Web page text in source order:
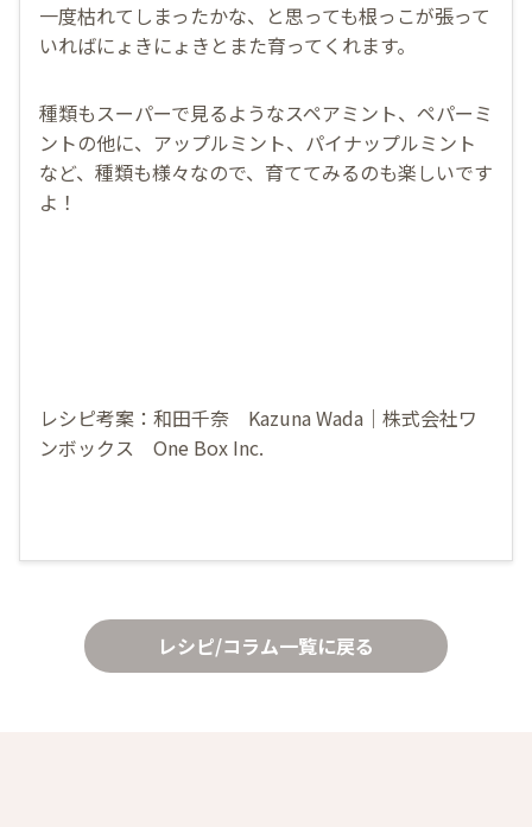
一度枯れてしまったかな、と思っても根っこが張って
いればにょきにょきとまた育ってくれます。
種類もスーパーで見るようなスペアミント、ペパーミ
ントの他に、アップルミント、パイナップルミント
など、種類も様々なので、育ててみるのも楽しいです
よ！
レシピ考案：和田千奈 Kazuna Wada｜株式会社ワ
ンボックス One Box Inc.
レシピ/コラム一覧に戻る